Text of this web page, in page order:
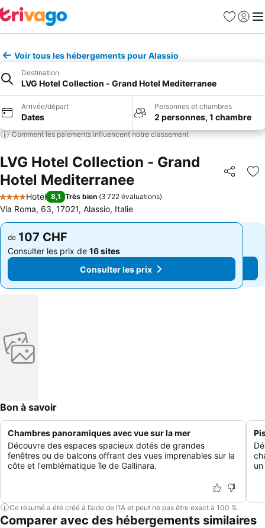
Favoris
Se
Voir tous les hébergements pour Alassio
Destination
LVG Hotel Collection - Grand Hotel Mediterranee
Arrivée/départ
Dates
Personnes et chambres
2 personnes, 1 chambre
Comment les paiements influencent notre classement
LVG Hotel Collection - Grand
Hotel Mediterranee
Partager
4 Étoiles
Hotel 8,1 Très bien (3 722 évaluations)
Via Roma, 63, 17021, Alassio, Italie
de 107 CHF
Consulter les prix de 16 sites
Consulter les prix
de 107 CHF
Consulter les prix de 16 sites
Consulter les prix
Bon à savoir
Chambres panoramiques avec vue sur la mer
Découvre des espaces spacieux dotés de grandes
fenêtres ou de balcons offrant des vues imprenables sur la
côte et l'emblématique île de Gallinara.
Ce résumé a été créé à l’aide de l’IA et peut ne pas être exact à 100 %.
Comparer avec des hébergements similaires